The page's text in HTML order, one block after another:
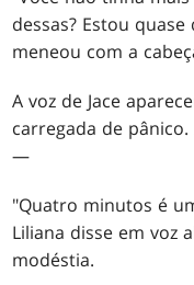
dessas? Estou
meneou com a
A voz de Jace
carregada de pânico.
—
"Quatro minutos é
Liliana disse em voz
modéstia.